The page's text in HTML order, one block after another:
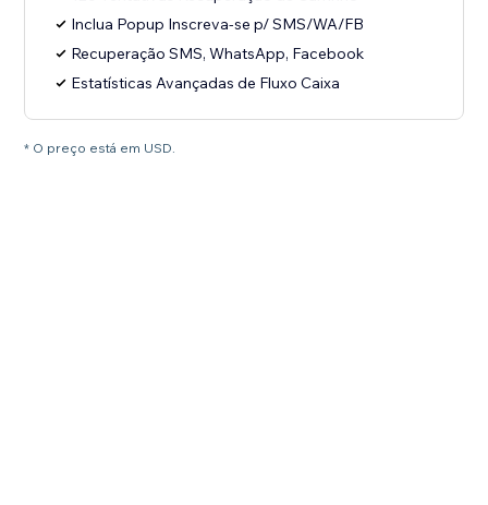
Inclua Popup Inscreva-se p/ SMS/WA/FB
Recuperação SMS, WhatsApp, Facebook
Estatísticas Avançadas de Fluxo Caixa
* O preço está em USD.